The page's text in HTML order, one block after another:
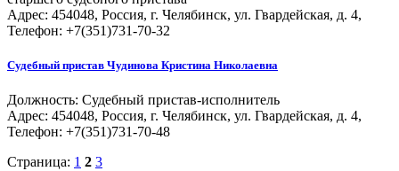
Адрес: 454048, Россия, г. Челябинск, ул. Гвардейская, д. 4,
Телефон: +7(351)731-70-32
Судебный пристав Чудинова Кристина Николаевна
Должность: Судебный пристав-исполнитель
Адрес: 454048, Россия, г. Челябинск, ул. Гвардейская, д. 4,
Телефон: +7(351)731-70-48
Страница: 1 2 3